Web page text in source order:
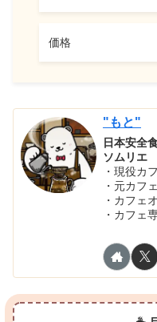
価格
"もと"
日本安全
ソムリエ
・現役カ
・元カフ
・カフェ
・カフェ